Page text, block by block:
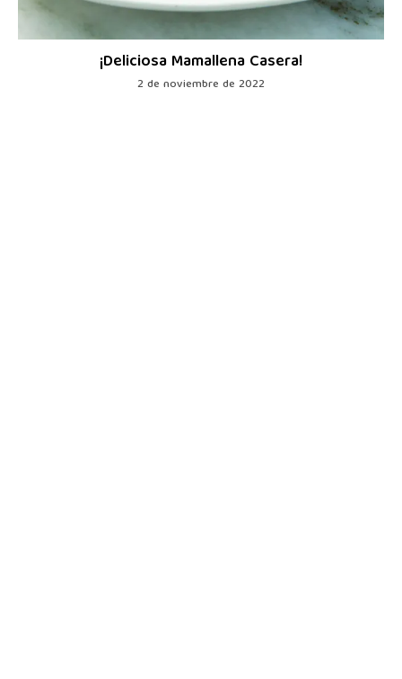
¡Deliciosa Mamallena Casera!
2 de noviembre de 2022